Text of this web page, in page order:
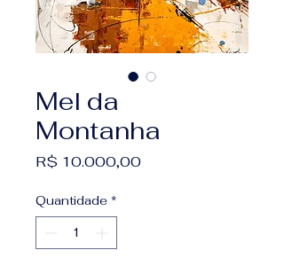
Mel da
Montanha
R$ 10.000,00Preço
Quantidade *